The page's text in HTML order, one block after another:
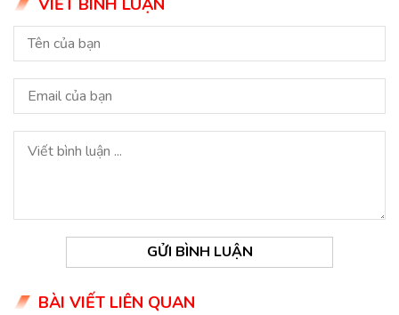
VIẾT BÌNH LUẬN
GỬI BÌNH LUẬN
BÀI VIẾT LIÊN QUAN